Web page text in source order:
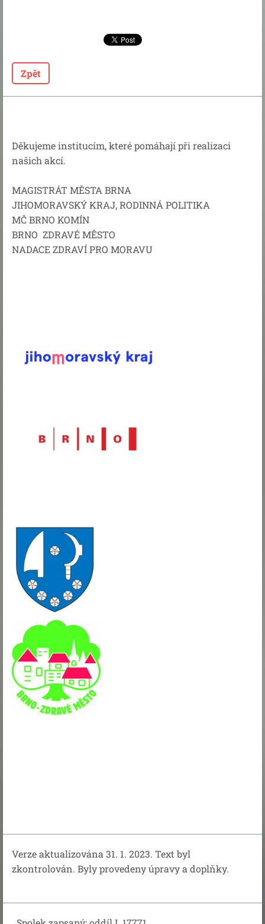
Zpět
Děkujeme institucím, které pomáhají při realizaci
našich akcí.
MAGISTRÁT MĚSTA BRNA
JIHOMORAVSKÝ KRAJ, RODINNÁ POLITIKA
MČ BRNO KOMÍN
BRNO ZDRAVÉ MĚSTO
NADACE ZDRAVÍ PRO MORAVU
Verze aktualizována 31. 1. 2023. Text byl
zkontrolován. Byly provedeny úpravy a doplňky.